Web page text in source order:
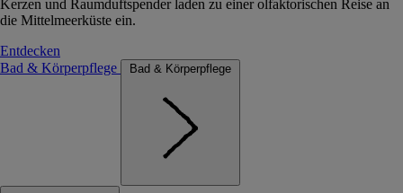
Kerzen und Raumduftspender laden zu einer olfaktorischen Reise an
die Mittelmeerküste ein.
Entdecken
Bad & Körperpflege
Bad & Körperpflege